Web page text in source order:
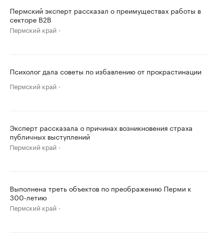
Пермский эксперт рассказал о преимуществах работы в
секторе B2B
Пермский край
Психолог дала советы по избавлению от прокрастинации
Пермский край
Эксперт рассказала о причинах возникновения страха
публичных выступлений
Пермский край
Выполнена треть объектов по преображению Перми к
300-летию
Пермский край